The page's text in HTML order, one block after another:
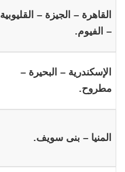
القاهرة – الجيزة – القليوبية
– الفيوم.
الإسكندرية – البحيرة –
مطروح.
المنيا – بنى سويف.